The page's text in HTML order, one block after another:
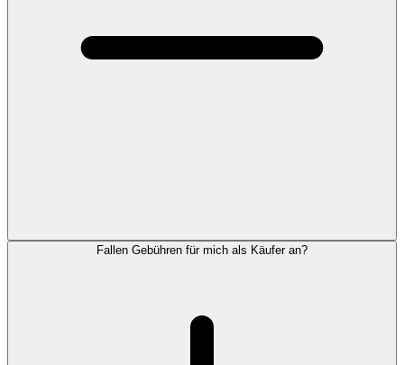
Fallen Gebühren für mich als Käufer an?